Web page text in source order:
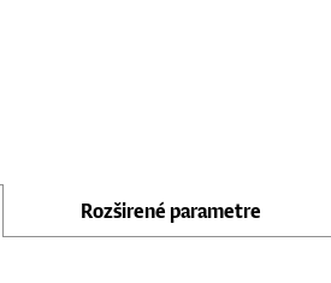
Rozširené parametre